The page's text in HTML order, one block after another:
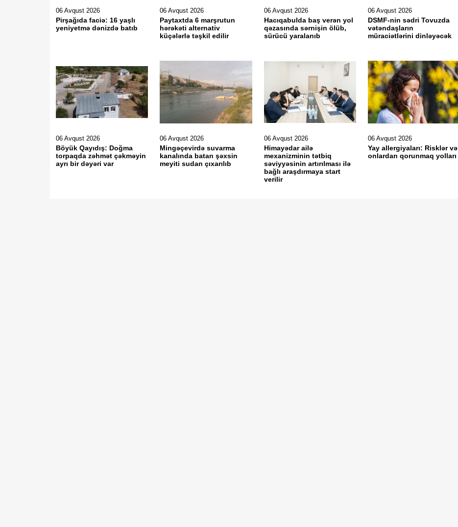
06 Avqust 2026
Pirşağıda faciə: 16 yaşlı
yeniyetmə dənizdə batıb
06 Avqust 2026
Paytaxtda 6 marşrutun
hərəkəti alternativ
küçələrlə təşkil edilir
06 Avqust 2026
Hacıqabulda baş verən yol
qəzasında sərnişin ölüb,
sürücü yaralanıb
06 Avqust 2026
DSMF-nin sədri Tovuzda
vətəndaşların
müraciətlərini dinləyəcək
06 Avqust 2026
Böyük Qayıdış: Doğma
torpaqda zəhmət çəkməyin
ayrı bir dəyəri var
06 Avqust 2026
Mingəçevirdə suvarma
kanalında batan şəxsin
meyiti sudan çıxarılıb
06 Avqust 2026
Himayədar ailə
mexanizminin tətbiq
səviyyəsinin artırılması ilə
bağlı araşdırmaya start
verilir
06 Avqust 2026
Yay allergiyaları: Risklər və
onlardan qorunmaq yolları